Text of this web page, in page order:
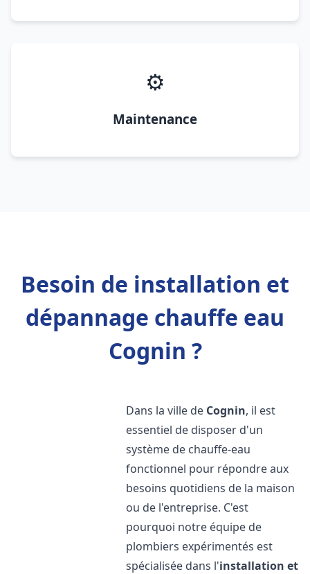
⚙️
Maintenance
Besoin de installation et
dépannage chauffe eau
Cognin ?
Dans la ville de Cognin, il est
essentiel de disposer d'un
système de chauffe-eau
fonctionnel pour répondre aux
besoins quotidiens de la maison
ou de l'entreprise. C'est
pourquoi notre équipe de
plombiers expérimentés est
spécialisée dans l'installation et